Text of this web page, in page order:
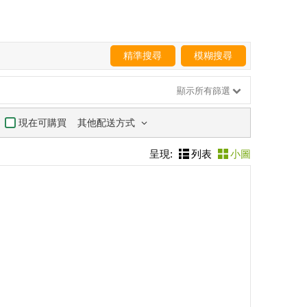
精準搜尋 模糊搜尋
顯示所有篩選
現在可購買 其他配送方式
呈現: 列表 小圖